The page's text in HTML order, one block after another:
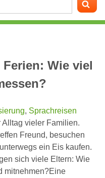
Wie viel
, Sprachreisen
Alltag vieler Familien.
Freund, besuchen
ein Eis kaufen.
sich viele Eltern: Wie
mitnehmen?Eine